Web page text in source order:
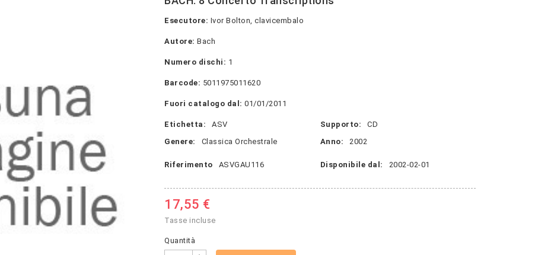
Esecutore: Ivor Bolton, clavicembalo
Autore: Bach
Numero dischi: 1
Barcode: 5011975011620
Fuori catalogo dal: 01/01/2011
Etichetta: ASV Supporto:
CD
Genere:
Classica Orchestrale Anno: 2002
Riferimento ASVGAU116 Disponibile dal: 2002-02-01
17,55 €
Tasse incluse
Quantità